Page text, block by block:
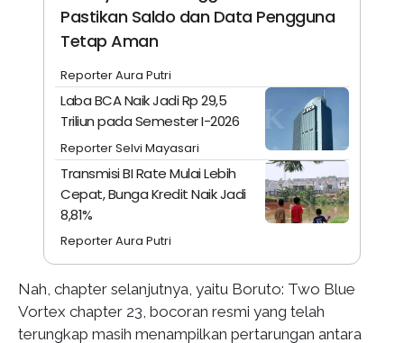
Pastikan Saldo dan Data Pengguna
Tetap Aman
Reporter Aura Putri
Laba BCA Naik Jadi Rp 29,5
Triliun pada Semester I-2026
Reporter Selvi Mayasari
Transmisi BI Rate Mulai Lebih
Cepat, Bunga Kredit Naik Jadi
8,81%
Reporter Aura Putri
Nah, chapter selanjutnya, yaitu Boruto: Two Blue
Vortex chapter 23, bocoran resmi yang telah
terungkap masih menampilkan pertarungan antara